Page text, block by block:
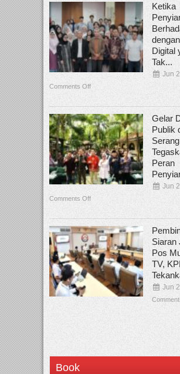
Ketika
Digital
Tak...
Jun
Comments Off
Gelar
Publik
Peran
Jun
Comments Off
Siaran
Pos
TV, KPI
Jun
Book